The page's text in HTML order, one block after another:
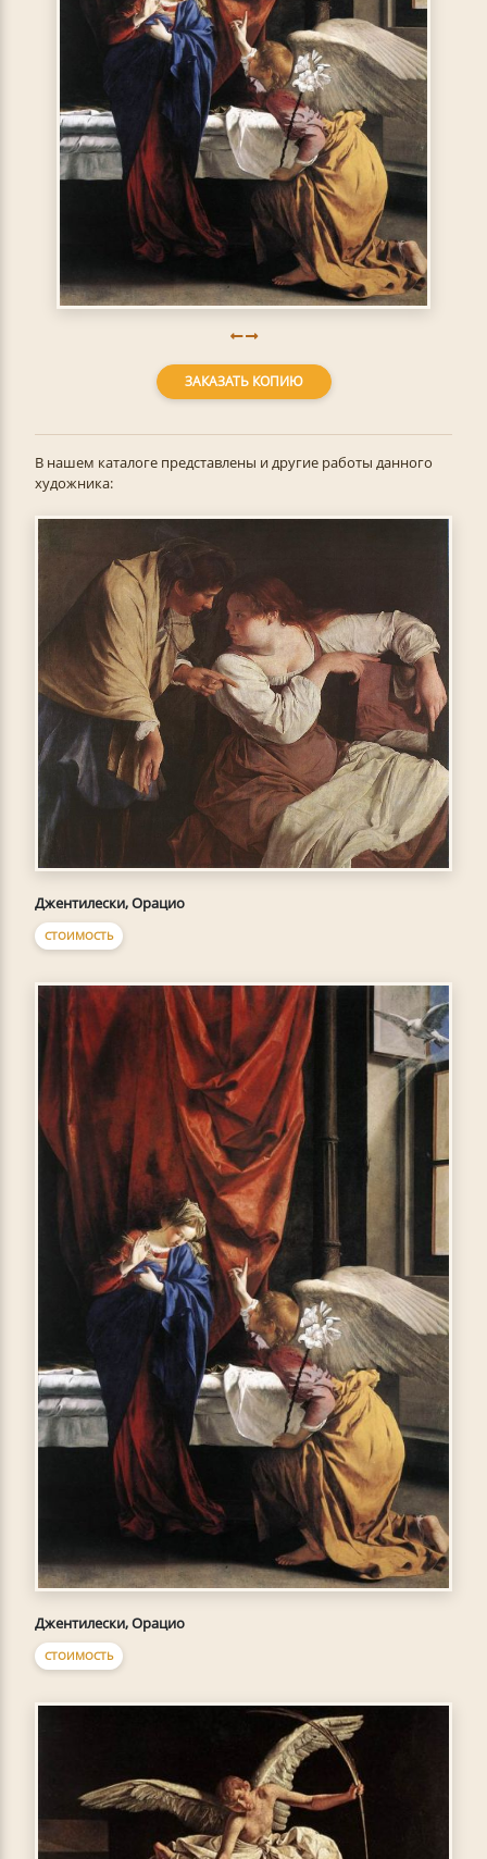
ЗАКАЗАТЬ КОПИЮ
В нашем каталоге представлены и другие работы данного
художника:
Джентилески, Орацио
СТОИМОСТЬ
Джентилески, Орацио
СТОИМОСТЬ